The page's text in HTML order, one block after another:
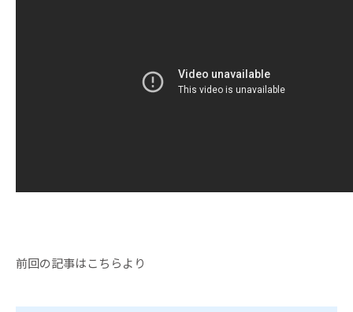
前回の記事はこちらより